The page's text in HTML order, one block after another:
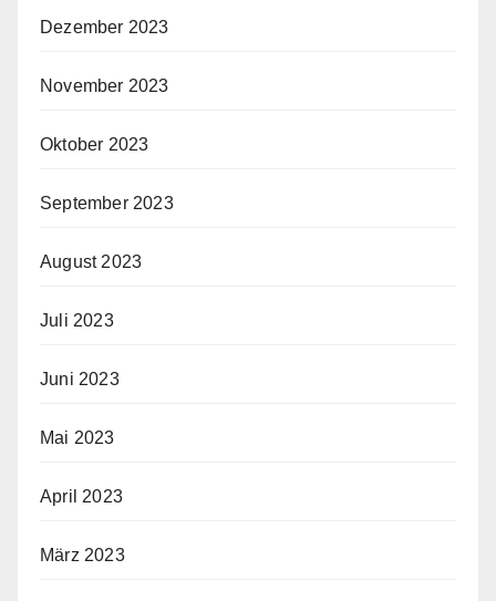
Dezember 2023
November 2023
Oktober 2023
September 2023
August 2023
Juli 2023
Juni 2023
Mai 2023
April 2023
März 2023